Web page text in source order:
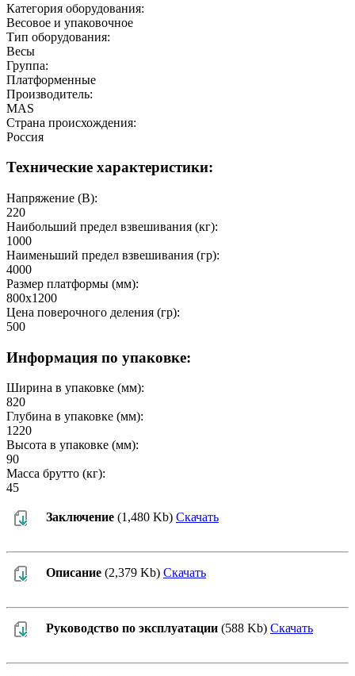
Категория оборудования:
Весовое и упаковочное
Тип оборудования:
Весы
Группа:
Платформенные
Производитель:
MAS
Страна происхождения:
Россия
Технические характеристики:
Напряжение (В):
220
Наибольший предел взвешивания (кг):
1000
Наименьший предел взвешивания (гр):
4000
Размер платформы (мм):
800х1200
Цена поверочного деления (гр):
500
Информация по упаковке:
Ширина в упаковке (мм):
820
Глубина в упаковке (мм):
1220
Высота в упаковке (мм):
90
Масса брутто (кг):
45
Заключение (1,480 Kb) Скачать
Описание (2,379 Kb) Скачать
Руководство по эксплуатации (588 Kb) Скачать